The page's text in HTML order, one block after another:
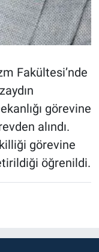
Fakültesi’nde
görevine
alındı.
görevine
öğrenildi.